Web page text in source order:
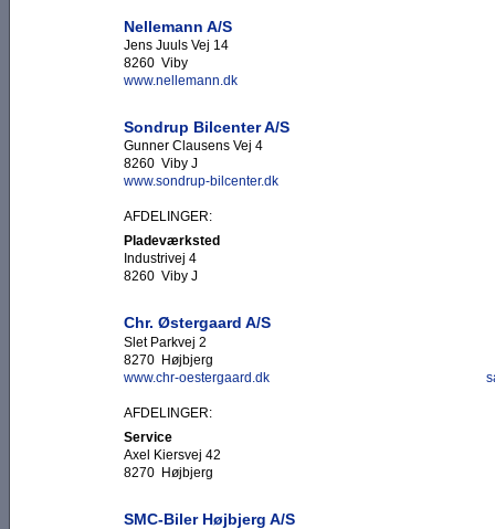
Nellemann A/S
Jens Juuls Vej 14
8260 Viby
www.nellemann.dk
Sondrup Bilcenter A/S
Gunner Clausens Vej 4
8260 Viby J
www.sondrup-bilcenter.dk
AFDELINGER:
Pladeværksted
Industrivej 4
8260 Viby J
Chr. Østergaard A/S
Slet Parkvej 2
8270 Højbjerg
www.chr-oestergaard.dk
AFDELINGER:
Service
Axel Kiersvej 42
8270 Højbjerg
SMC-Biler Højbjerg A/S